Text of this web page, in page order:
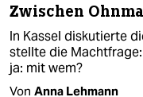
Zwischen
In Kassel diskutierte
stellte die
ja: mit wem?
Von Anna Lehmann